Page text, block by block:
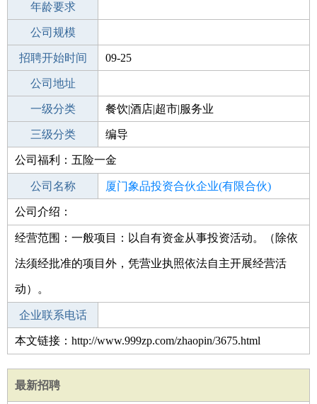
工作经验
年龄要求
工作地点
公司规模
公司电话
招聘开始时间 09-25
招聘结束时间
公司地址
一级分类 餐饮|酒店|超市|服务业
二级分类 娱乐/影视
三级分类 编导
其他行业
公司福利：五险一金
公司名称 厦门象品投资合伙企业(有限合伙)
公司类型
公司介绍：
经营范围：一般项目：以自有资金从事投资活动。（除依
法须经批准的项目外，凭营业执照依法自主开展经营活
动）。
企业联系电话
本文链接：http://www.999zp.com/zhaopin/3675.html
最新招聘